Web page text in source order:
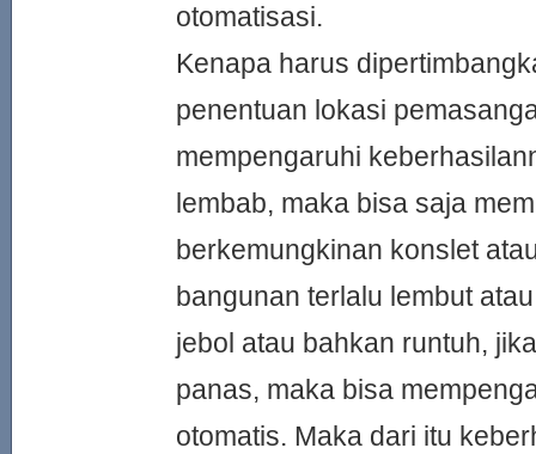
otomatisasi.
Kenapa harus
penentuan lokasi
mempengaruhi
lembab, maka bisa saja
berkemungkinan konslet
bangunan terlalu lembut
jebol atau bahkan runtuh,
panas, maka bisa
otomatis. Maka dari itu